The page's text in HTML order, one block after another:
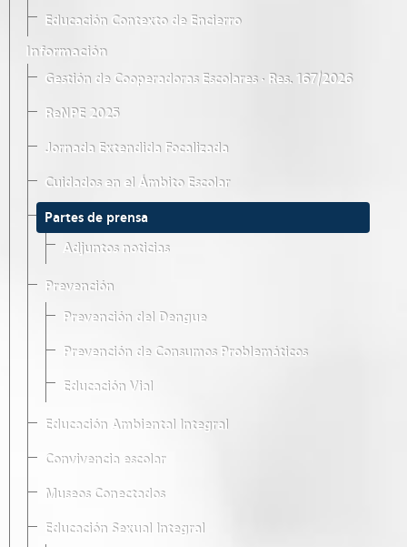
Educación Contexto de Encierro
Información
Gestión de Cooperadoras Escolares · Res. 167/2026
ReNPE 2025
Jornada Extendida Focalizada
Cuidados en el Ámbito Escolar
Partes de prensa
Adjuntos noticias
Prevención
Prevención del Dengue
Prevención de Consumos Problemáticos
Educación Vial
Educación Ambiental Integral
Convivencia escolar
Museos Conectados
Educación Sexual Integral